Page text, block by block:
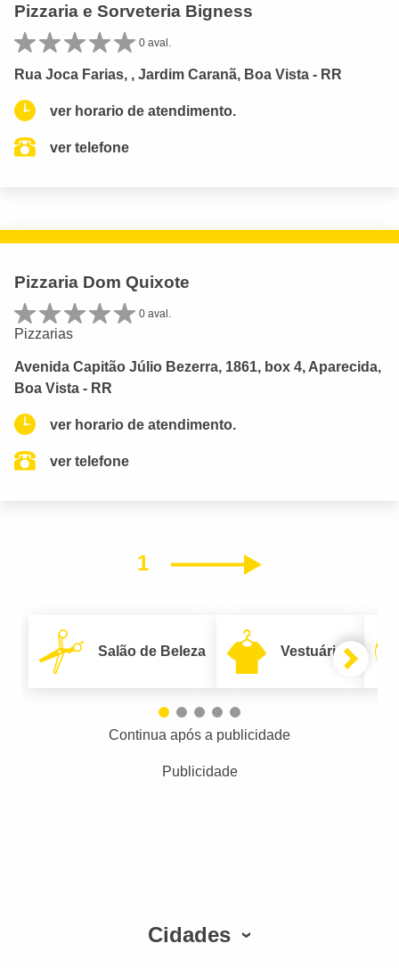
Pizzaria e Sorveteria Bigness
0 aval.
Rua Joca Farias, , Jardim Caranã, Boa Vista - RR
ver horario de atendimento.
ver telefone
Pizzaria Dom Quixote
0 aval.
Pizzarias
Avenida Capitão Júlio Bezerra, 1861, box 4, Aparecida,
Boa Vista - RR
ver horario de atendimento.
ver telefone
1 Próximo
Salão de Beleza Vestuário
Continua após a publicidade
Publicidade
Cidades